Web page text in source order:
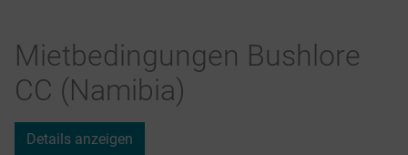
Mietbedingungen Bushlore
CC (Namibia)
Details anzeigen